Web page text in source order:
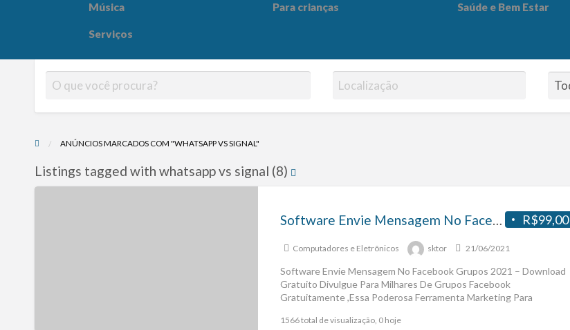
Música Para crianças Saúde e Bem Estar
Serviços
ANÚNCIOS MARCADOS COM "WHATSAPP VS SIGNAL"
Listings tagged with whatsapp vs signal (8)
R$99,00
Software Envie Mensagem No Facebook Grupos 2021 – Download Gratuito
Computadores e Eletrônicos sktor 21/06/2021
Software Envie Mensagem No Facebook Grupos 2021 – Download
Gratuito Divulgue Para Milhares De Grupos Facebook
Gratuitamente ,Essa Poderosa Ferramenta Marketing Para
1566 total de visualização, 0 hoje